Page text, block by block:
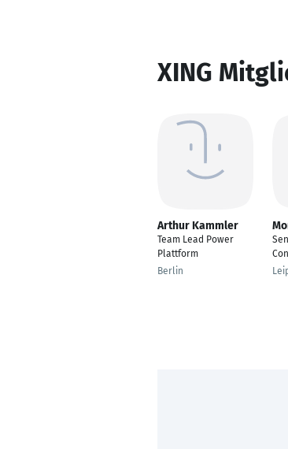
XING
Arthur Kammler
Team Lead Power
Plattform
Berlin